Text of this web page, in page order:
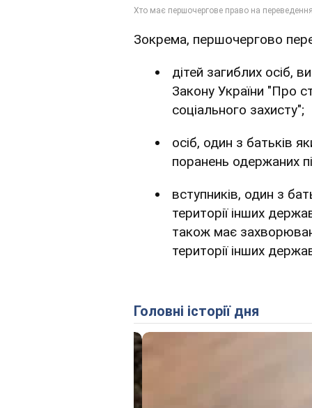
Зокрема, першочергово
дітей загиблих осіб,
Закону України "Про
соціального захисту";
осіб, один з батьків
поранень одержаних
вступників, один з
території інших
також має
території інших
Головні історії дня